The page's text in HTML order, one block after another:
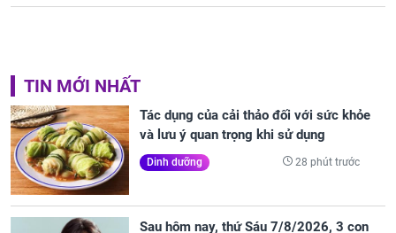
TIN MỚI NHẤT
Tác dụng của cải thảo đối với sức khỏe
và lưu ý quan trọng khi sử dụng
Dinh dưỡng 28 phút trước
Sau hôm nay, thứ Sáu 7/8/2026, 3 con